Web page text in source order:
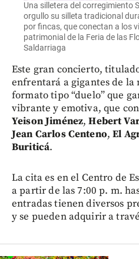
Una silletera del corregimiento
orgullo su silleta tradicional
por fincas, que conectan a los
patrimonial de la Feria de las
Saldarriaga
Este gran concierto,
enfrentará a gigantes de la
formato tipo “duelo” que
vibrante y emotiva, que
Yeison Jiménez,Hebert
Jean Carlos Centeno,El
Buriticá.
La cita es en el Centro de
a partir de las 7:00 p. m.
entradas tienen diversos
y se pueden adquirir a